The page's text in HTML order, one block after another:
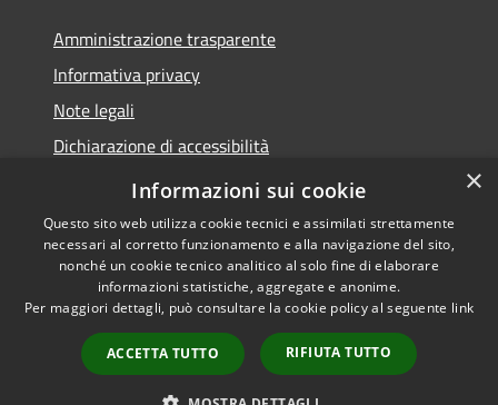
Amministrazione trasparente
Informativa privacy
Note legali
Dichiarazione di accessibilità
Piano di miglioramento del sito
Accessibility
Copyright © 2026 • Comune di
Dalmine • Powered by
Municipium•
Admin
access
×
Informazioni sui cookie
Questo sito web utilizza cookie tecnici e assimilati strettamente
necessari al corretto funzionamento e alla navigazione del sito,
nonché un cookie tecnico analitico al solo fine di elaborare
informazioni statistiche, aggregate e anonime.
Per maggiori dettagli, può consultare la cookie policy al seguente link
ACCETTA TUTTO RIFIUTA TUTTO